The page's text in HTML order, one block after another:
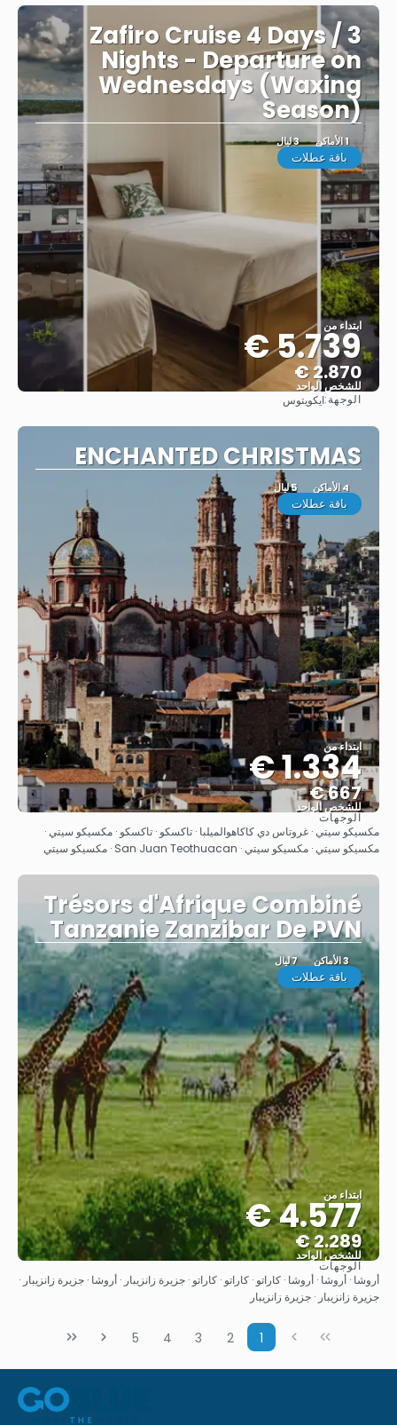
Zafiro Cruise 4 Days / 3
Nights - Departure on
Wednesdays (Waxing
Season)
1 الأماكن 3 ليال
باقة عطلات
ابتداء من
5.739 €
2.870 €
للشخص الواحد
الوجهة:ايكويتوس
ENCHANTED CHRISTMAS
4 الأماكن 5 ليال
باقة عطلات
ابتداء من
1.334 €
667 €
للشخص الواحد
شاهد
الوجهات
مكسيكو سيتي · غروتاس دي كاكاهوالميلبا · تاكسكو · تاكسكو · مكسيكو سيتي ·
مكسيكو سيتي · مكسيكو سيتي · San Juan Teothuacan · مكسيكو سيتي
Trésors d'Afrique Combiné
Tanzanie Zanzibar De PVN
3 الأماكن 7 ليال
باقة عطلات
ابتداء من
4.577 €
2.289 €
للشخص الواحد
شاهد
الوجهات
أروشا · أروشا · أروشا · كاراتو · كاراتو · كاراتو · جزيرة زانزيبار · أروشا · جزيرة زانزيبار ·
جزيرة زانزيبار · جزيرة زانزيبار
1
2
3
4
5